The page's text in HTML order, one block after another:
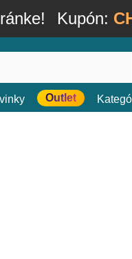
Kupón:
Outlet